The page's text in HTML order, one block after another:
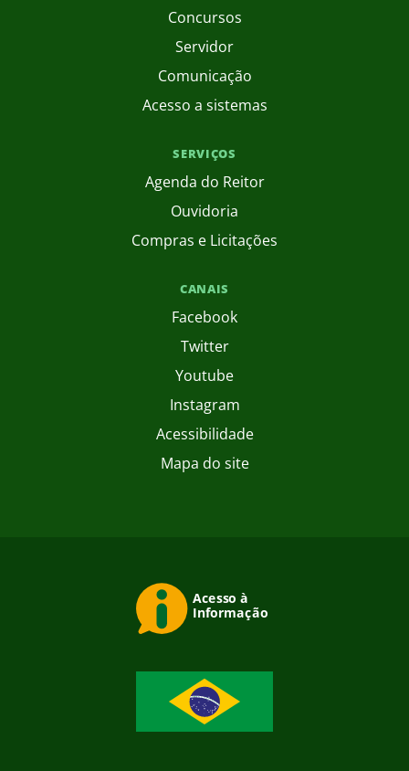
Concursos
Servidor
Comunicação
Acesso a sistemas
SERVIÇOS
Agenda do Reitor
Ouvidoria
Compras e Licitações
CANAIS
Facebook
Twitter
Youtube
Instagram
Acessibilidade
Mapa do site